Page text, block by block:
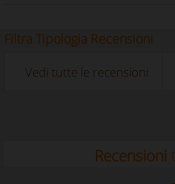
Filtra Tipologia Recensioni
Recensioni